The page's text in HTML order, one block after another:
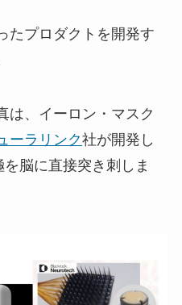
たプロダクトを開発す
は、イーロン・マスク
ーラリンク社が開発し
脳に直接突き刺しま